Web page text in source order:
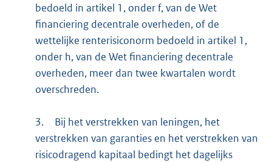
bedoeld in artikel 1, onder f, van de Wet
financiering decentrale overheden, of de
wettelijke renterisiconorm bedoeld in artikel 1,
onder h, van de Wet financiering decentrale
overheden, meer dan twee kwartalen wordt
overschreden.
3.
Bij het verstrekken van leningen, het
verstrekken van garanties en het verstrekken van
risicodragend kapitaal bedingt het dagelijks